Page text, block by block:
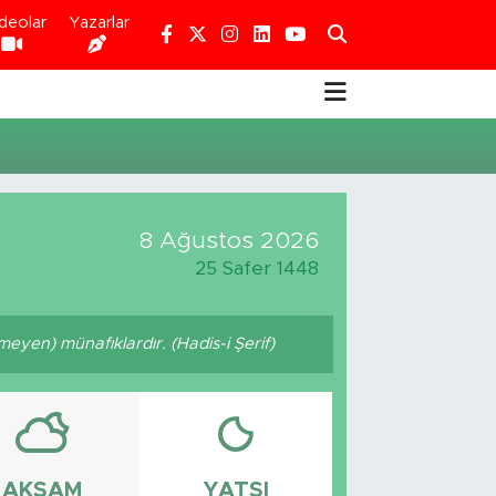
Yazarlar
8 Ağustos 2026
25 Safer 1448
münafıklardır. (Hadis-i Şerif)
AKŞAM YATSI